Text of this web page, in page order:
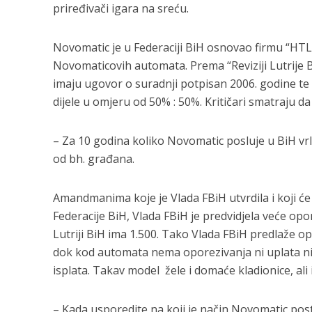
priređivači igara na sreću.
Novomatic je u Federaciji BiH osnovao firmu
Novomaticovih automata. Prema “Reviziji Lutrije
imaju ugovor o suradnji potpisan 2006. godine
dijele u omjeru od 50% : 50%. Kritičari smatraju
– Za 10 godina koliko Novomatic posluje u BiH
od bh. građana.
Amandmanima koje je Vlada FBiH utvrdila i koji
Federacije BiH, Vlada FBiH je predvidjela veće
Lutriji BiH ima 1.500. Tako Vlada FBiH predlaže
dok kod automata nema oporezivanja ni uplata
isplata. Takav model žele i domaće kladionice,